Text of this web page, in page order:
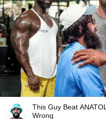
This Guy Beat
Wrong